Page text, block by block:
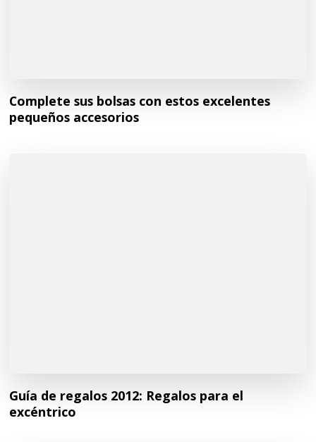
Complete sus bolsas con estos excelentes
pequeños accesorios
Guía de regalos 2012: Regalos para el
excéntrico